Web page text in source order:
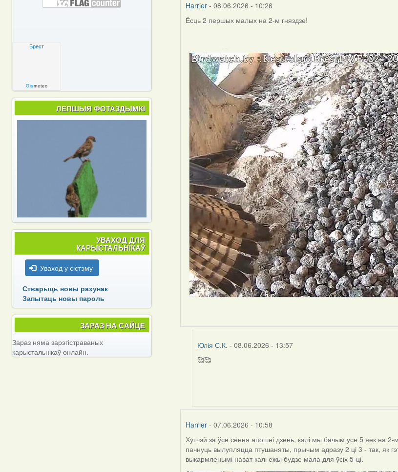
Harrier - 08.06.2026 - 10:26
Ёсць 2 першых малых на 2-м гняздзе!
Юлія С.К. - 08.06.2026 - 13:57
In
Harrier
🥰🥰
Harrier - 07.06.2026 - 10:58
Хутчэй за ўсё сёння апошні дзень, калі мы бачым усе 5 яек на
пачнуць вылупляцца птушаняты, прычым адразу 2 ці 3 - так, як
выкармленымі нават калі ежы будзе мала для ўсіх 5-ці.
Брест
Gismeteo
ЛЕПШЫЯ ФОТАЗДЫМКІ
УВАХОД ДЛЯ
КАРЫСТАЛЬНІКАЎ
Уваход у сістэму
Стварыць новы рахунак
Запытаць новы пароль
ЗАРАЗ НА САЙЦЕ
Зараз няма зарэгістраваных
карыстальнікаў онлайн.